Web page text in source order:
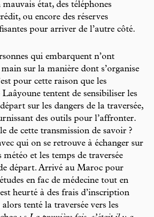
état, des téléphones
ou encore des réserves
pour arriver de l’autre côté.
qui embarquent n’ont
sur la manière dont s’organise
pour cette raison que les
Laâyoune tentent de sensibiliser les
sur les dangers de la traversée,
des outils pour l’affronter.
de cette transmission de savoir ?
qui on se retrouve à échanger sur
et les temps de traversée
départ. Arrivé au Maroc pour
en fac de médecine tout en
heurté à des frais d’inscription
tenté la traversée vers les